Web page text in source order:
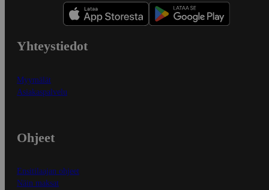
Yhteystiedot
Myymälät
Asiakaspalvelu
Ohjeet
Ensitilaajan ohjeet
Näin maksat